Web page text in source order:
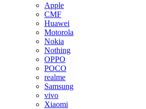
Apple
CMF
Huawei
Motorola
Nokia
Nothing
OPPO
POCO
realme
Samsung
vivo
Xiaomi